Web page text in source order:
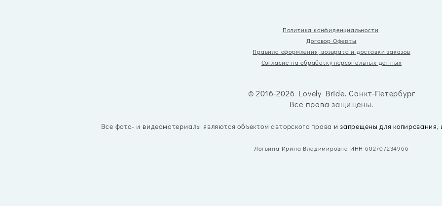
Политика конфиденциальности
Договор Оферты
Правила оформления, возвратаи доставки заказов
Согласие на обработку персональных данных
© 2016-2026 Lovely Bride. Санкт-Петербург
Все права защищены.
Все фото- и видеоматериалы являются объектом авторского права и запрещены для
Логвина Ирина Владимировна ИНН 602707234966